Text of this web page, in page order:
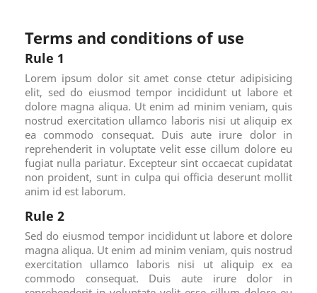
Terms and conditions of use
Rule 1
Lorem ipsum dolor sit amet conse ctetur adipisicing
elit, sed do eiusmod tempor incididunt ut labore et
dolore magna aliqua. Ut enim ad minim veniam, quis
nostrud exercitation ullamco laboris nisi ut aliquip ex
ea commodo consequat. Duis aute irure dolor in
reprehenderit in voluptate velit esse cillum dolore eu
fugiat nulla pariatur. Excepteur sint occaecat cupidatat
non proident, sunt in culpa qui officia deserunt mollit
anim id est laborum.
Rule 2
Sed do eiusmod tempor incididunt ut labore et dolore
magna aliqua. Ut enim ad minim veniam, quis nostrud
exercitation ullamco laboris nisi ut aliquip ex ea
commodo consequat. Duis aute irure dolor in